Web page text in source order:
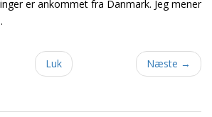
er ankommet fra Danmark. Jeg mener
Luk Næste →